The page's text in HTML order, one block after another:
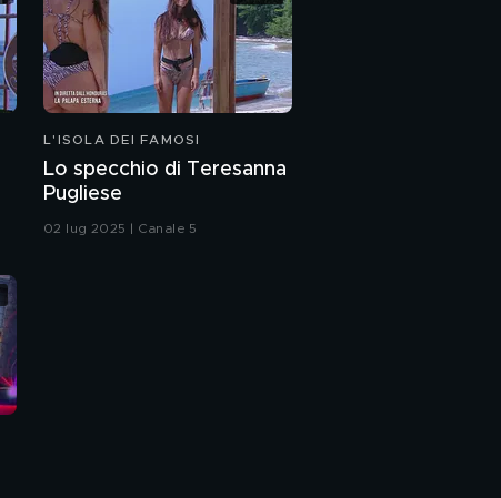
L'ISOLA DEI FAMOSI
Lo specchio di Teresanna
Pugliese
02 lug 2025 | Canale 5